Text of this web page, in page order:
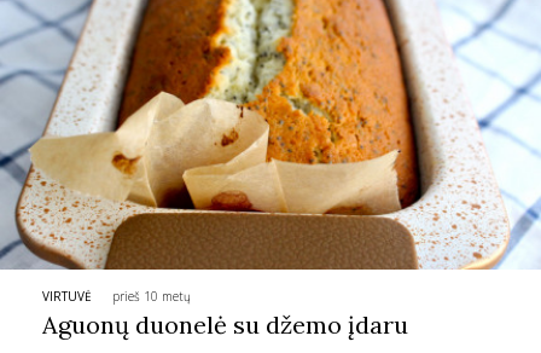
VIRTUVĖ prieš 10 metų
Aguonų duonelė su džemo įdaru